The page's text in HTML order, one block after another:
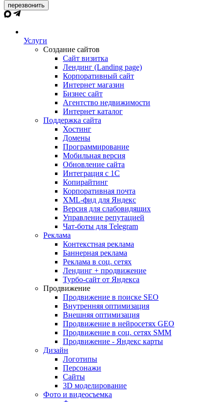
перезвонить
Услуги
Создание сайтов
Сайт визитка
Лендинг (Landing page)
Корпоративный сайт
Интернет магазин
Бизнес сайт
Агентство недвижимости
Интернет каталог
Поддержка сайта
Хостинг
Домены
Программирование
Мобильная версия
Обновление сайта
Интеграция с 1С
Копирайтинг
Корпоративная почта
XML-фид для Яндекс
Версия для слабовидящих
Управление репутацией
Чат-боты для Telegram
Реклама
Контекстная реклама
Баннерная реклама
Реклама в соц. сетях
Лендинг + продвижение
Турбо-сайт от Яндекса
Продвижение
Продвижение в поиске SEO
Внутренняя оптимизация
Внешняя оптимизация
Продвижение в нейросетях GEO
Продвижение в соц. сетях SMM
Продвижение - Яндекс карты
Дизайн
Логотипы
Персонажи
Сайты
3D моделирование
Фото и видеосъемка